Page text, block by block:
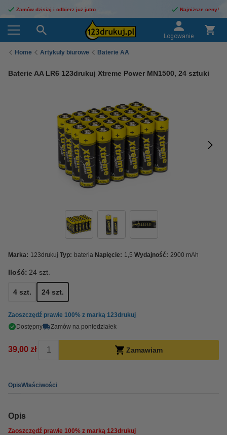
Zamów dzisiaj i odbierz już jutro Najniższe ceny!
Logowanie
Home Artykuły biurowe Baterie AA
Baterie AA LR6 123drukuj Xtreme Power MN1500, 24 sztuki
Marka: 123drukuj Typ: bateria Napięcie: 1,5 Wydajność: 2900 mAh
Ilość: 24 szt.
4 szt. 24 szt.
Zaoszczędź prawie 100% z marką 123drukuj
Dostępny
Zamów na poniedziałek
39,00 zł Zamawiam
OpisWłaściwości
Opis
Zaoszczędź prawie 100% z marką 123drukuj